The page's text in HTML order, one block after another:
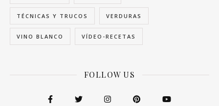
TÉCNICAS Y TRUCOS VERDURAS
VINO BLANCO VÍDEO-RECETAS
FOLLOW US